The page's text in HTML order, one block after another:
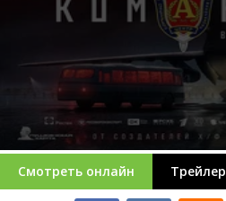
Смотреть онлайн Трейлер